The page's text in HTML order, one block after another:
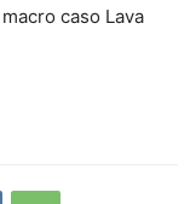
caso Lava